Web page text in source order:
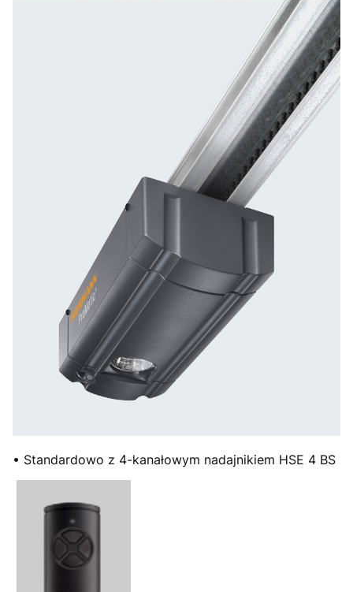
• Standardowo z 4-kanałowym nadajnikiem HSE 4 BS